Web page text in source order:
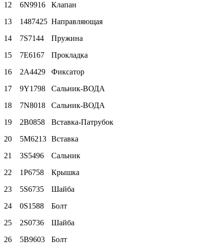
12
6N9916
Клапан
13
1487425 Направляющая
14
7S7144
Пружина
15
7E6167
Прокладка
16
2A4429
Фиксатор
17
9Y1798
Сальник-ВОДА
18
7N8018
Сальник-ВОДА
19
2B0858
Вставка-Патрубок
20
5M6213 Вставка
21
3S5496
Сальник
22
1P6758
Крышка
23
5S6735
Шайба
24
0S1588
Болт
25
2S0736
Шайба
26
5B9603
Болт